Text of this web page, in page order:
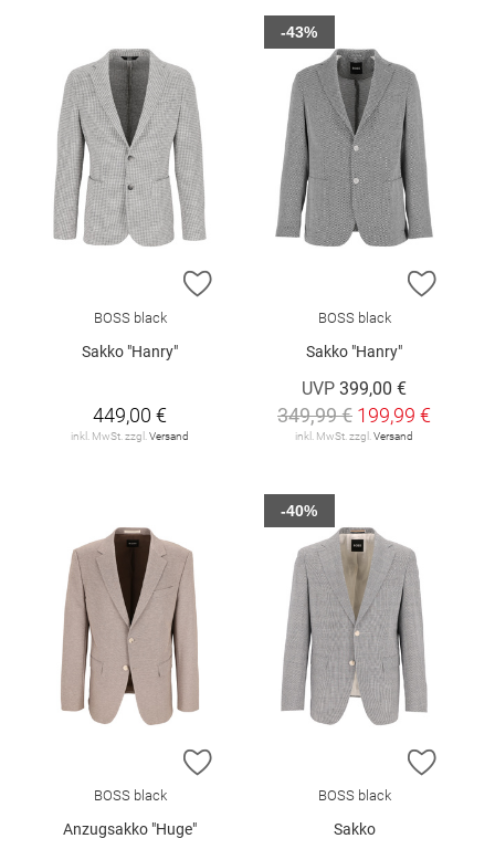
ZUR WUNSCHLISTE HINZUFÜGEN
BOSS black
Sakko "Hanry"
449,00 €
inkl. MwSt. zzgl. Versand
ZUR
BOSS black
Sakko "Hanry"
UVP 399,00 €
349,99 € 199,99 €
inkl. MwSt. zzgl. Versand
-43%
ZUR WUNSCHLISTE HINZUFÜGEN
BOSS black
Anzugsakko "Huge"
ZUR
BOSS black
Sakko
-40%